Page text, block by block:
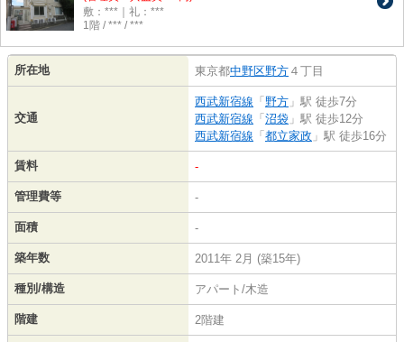
敷：***｜礼：***
1階 / *** / ***
所在地 東京都中野区野方 ４丁目
交通
西武新宿線 「 野方 」駅 徒歩7分
西武新宿線 「 沼袋 」駅 徒歩12分
西武新宿線 「 都立家政 」駅 徒歩16分
賃料 -
管理費等 -
面積 -
築年数 2011年 2月 (築15年)
種別/構造 アパート/木造
階建 2階建